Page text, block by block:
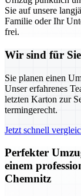
Sie auf unsere
Familie oder Ihr
frei.
Wir sind für
Sie planen einen
Unser erfahrenes
letzten Karton zur
termingerecht.
Jetzt schnell
Perfekter
einem
Chemnitz